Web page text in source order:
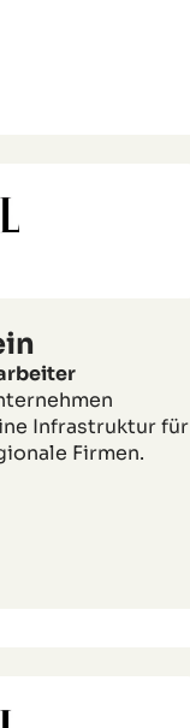
Infrastruktur für
Firmen.